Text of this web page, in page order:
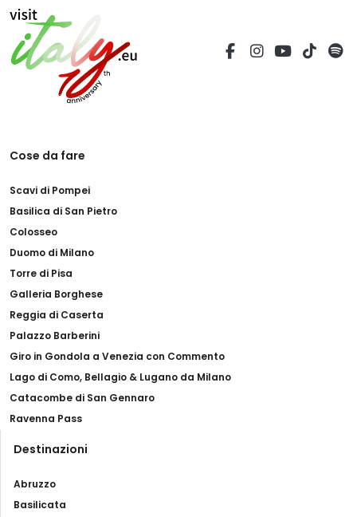
Cose da fare
Scavi di Pompei
Basilica di San Pietro
Colosseo
Duomo di Milano
Torre di Pisa
Galleria Borghese
Reggia di Caserta
Palazzo Barberini
Giro in Gondola a Venezia con Commento
Lago di Como, Bellagio & Lugano da Milano
Catacombe di San Gennaro
Ravenna Pass
Destinazioni
Abruzzo
Basilicata